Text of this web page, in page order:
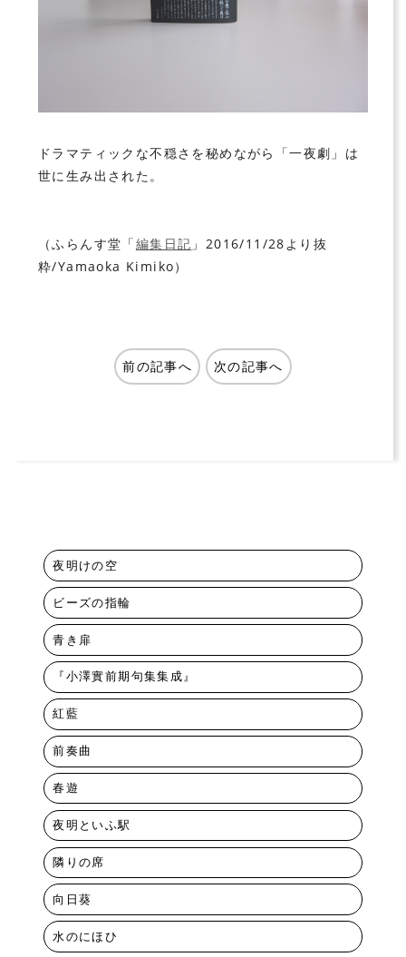
ドラマティックな不穏さを秘めながら「一夜劇」は
世に生み出された。
（ふらんす堂「編集日記 」2016/11/28より抜
粋/Yamaoka Kimiko）
前の記事へ 次の記事へ
夜明けの空
ビーズの指輪
青き扉
『小澤實前期句集集成』
紅藍
前奏曲
春遊
夜明といふ駅
隣りの席
向日葵
水のにほひ